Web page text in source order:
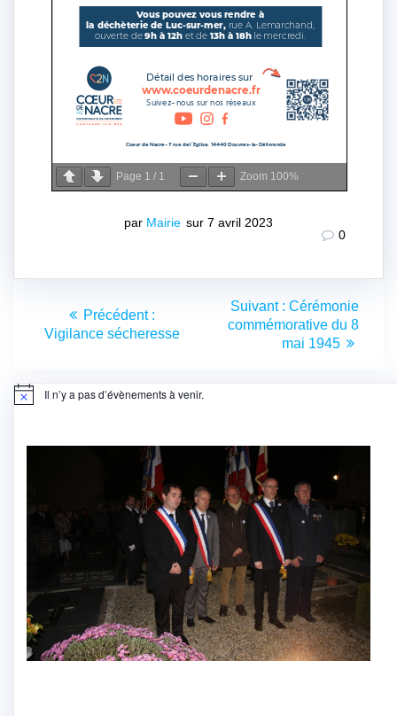
Page 1 / 1 Zoom 100%
par Mairie sur 7 avril 2023
0
de
Précédent :Article
précédent
Vigilance sécheresse
Suivant : Article
suivant
:
Cérémonie
commémorative du 8
mai 1945
Notice Il n’y a pas d’évènements à venir.